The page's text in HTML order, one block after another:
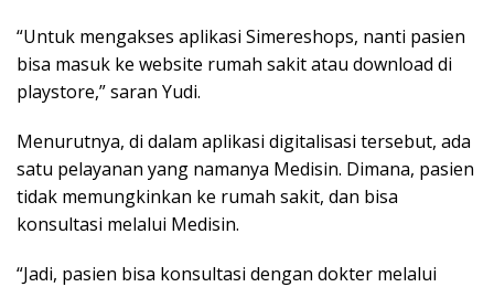
“Untuk mengakses aplikasi Simereshops, nanti pasien
bisa masuk ke website rumah sakit atau download di
playstore,” saran Yudi.
Menurutnya, di dalam aplikasi digitalisasi tersebut, ada
satu pelayanan yang namanya Medisin. Dimana, pasien
tidak memungkinkan ke rumah sakit, dan bisa
konsultasi melalui Medisin.
“Jadi, pasien bisa konsultasi dengan dokter melalui